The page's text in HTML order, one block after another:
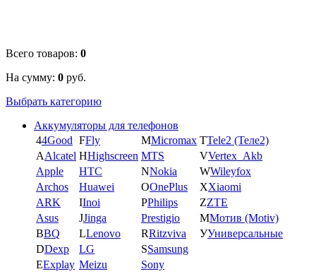
Всего товаров: 0
На сумму: 0 руб.
Выбрать категорию
Аккумуляторы для телефонов
44Good FFly MMicromax TTele2 (Теле2)
AAlcatel HHighscreen MTS VVertex_Akb
Apple
HTC NNokia WWileyfox
Archos
Huawei OOnePlus XXiaomi
ARK
IInoi PPhilips ZZTE
Asus
JJinga Prestigio ММотив (Motiv)
BBQ LLenovo RRitzviva УУниверсальные
DDexp LG SSamsung
EExplay Meizu
Sony